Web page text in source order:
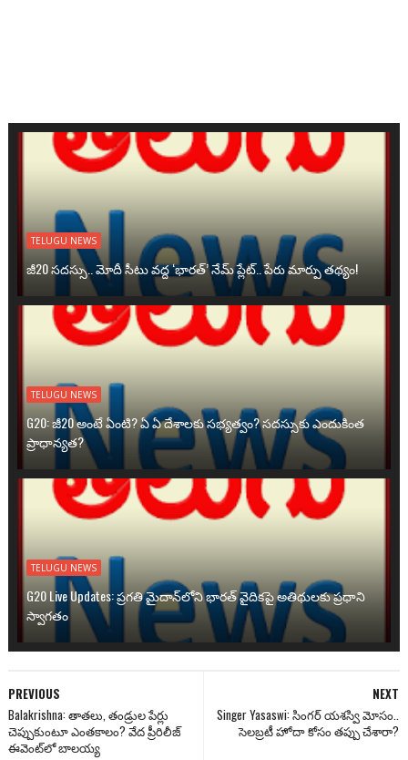
TELUGU NEWS
జీ20 సదస్సు.. మోదీ సీటు వద్ద ‘భారత్’ నేమ్ ప్లేట్‌.. పేరు మార్పు తథ్యం!
TELUGU NEWS
G20: జీ20 అంటే ఏంటి? ఏ ఏ దేశాలకు సభ్యత్వం? సదస్సుకు ఎందుకింత
ప్రాధాన్యత?
TELUGU NEWS
G20 Live Updates: ప్రగతి మైదాన్‌లోని భారత్ వైదికపై అతిథులకు ప్రధాని
స్వాగతం
NEXT
Singer Yasaswi: సింగ‌ర్ య‌శ‌స్వి మోసం..
సెల‌బ్ర‌టీ హోదా కోసం త‌ప్పు చేశారా?
PREVIOUS
Balakrishna: తాతలు, తండ్రుల పేర్లు
చెప్పుకుంటూ ఎంతకాలం? వేద ప్రీరిలీజ్
ఈవెంట్‌లో బాలయ్య